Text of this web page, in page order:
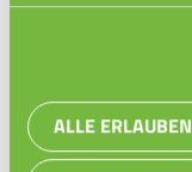
ALLE ERLAUBEN